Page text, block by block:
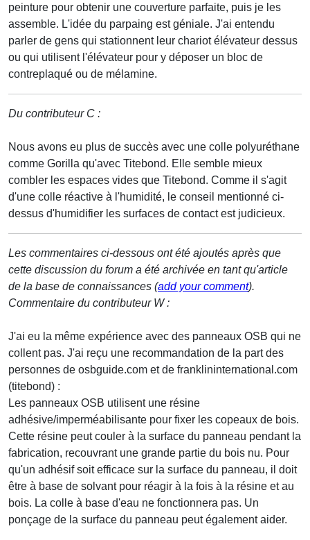
peinture pour obtenir une couverture parfaite, puis je les
assemble. L'idée du parpaing est géniale. J'ai entendu
parler de gens qui stationnent leur chariot élévateur dessus
ou qui utilisent l'élévateur pour y déposer un bloc de
contreplaqué ou de mélamine.
Du contributeur C :
Nous avons eu plus de succès avec une colle polyuréthane
comme Gorilla qu'avec Titebond. Elle semble mieux
combler les espaces vides que Titebond. Comme il s'agit
d'une colle réactive à l'humidité, le conseil mentionné ci-
dessus d'humidifier les surfaces de contact est judicieux.
Les commentaires ci-dessous ont été ajoutés après que
cette discussion du forum a été archivée en tant qu'article
de la base de connaissances (add your comment).
Commentaire du contributeur W :
J'ai eu la même expérience avec des panneaux OSB qui ne
collent pas. J'ai reçu une recommandation de la part des
personnes de osbguide.com et de franklininternational.com
(titebond) :
Les panneaux OSB utilisent une résine
adhésive/imperméabilisante pour fixer les copeaux de bois.
Cette résine peut couler à la surface du panneau pendant la
fabrication, recouvrant une grande partie du bois nu. Pour
qu'un adhésif soit efficace sur la surface du panneau, il doit
être à base de solvant pour réagir à la fois à la résine et au
bois. La colle à base d'eau ne fonctionnera pas. Un
ponçage de la surface du panneau peut également aider.